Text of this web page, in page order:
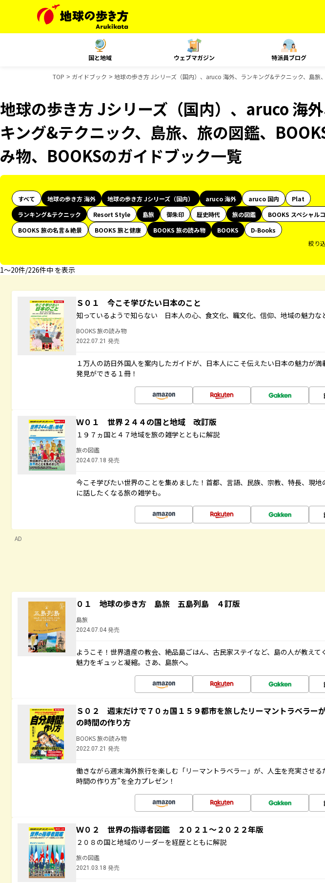
国と地域 ウェブマガジン 特派員ブログ
TOP ガイドブック 地球の歩き方 Jシリーズ（国内）、aruco 海外、ランキング&テクニック、島旅
地球の歩き方 Jシリーズ（国内）、aruco 海
キング&テクニック、島旅、旅の図鑑、
み物、BOOKSのガイドブック一覧
すべて 地球の歩き方 海外 地球の歩き方 Jシリーズ（国内） aruco 海外 aruco 国内
Plat
ランキング&テクニック
Resort Style 島旅 御朱印 歴史時代 旅の図鑑
BOOKS スペシャル
BOOKS 旅の名言＆絶景
BOOKS 旅と健康 BOOKS 旅の読み物 BOOKS
D-Books
絞り
1〜20件/226件中 を表示
Ｓ０１ 今こそ学びたい日本のこと
知っているようで知らない 日本人の心、食文化、職文化、信仰、地域の魅力な
BOOKS 旅の読み物
2022.07.21 発売
１万人の訪日外国人を案内したガイドが、日本人にこそ伝えたい日本の魅力が満
発見ができる１冊！
Ｗ０１ 世界２４４の国と地域 改訂版
１９７ヵ国と４７地域を旅の雑学とともに解説
旅の図鑑
2024.07.18 発売
今こそ学びたい世界のことを集めました！首都、言語、民族、宗教、特長、現地
に話したくなる旅の雑学も。
AD
０１ 地球の歩き方 島旅 五島列島 ４訂版
島旅
2024.07.04 発売
ようこそ！世界遺産の教会、絶品島ごはん、古民家ステイなど、島の人が教えて
魅力をギュッと凝縮。さあ、島旅へ。
Ｓ０２ 週末だけで７０ヵ国１５９都市を旅したリーマントラベラー
の時間の作り方
BOOKS 旅の読み物
2022.07.21 発売
働きながら週末海外旅行を楽しむ「リーマントラベラー」が、人生を充実させる
時間の作り方”を全力プレゼン！
Ｗ０２ 世界の指導者図鑑 ２０２１～２０２２年版
２０８の国と地域のリーダーを経歴とともに解説
旅の図鑑
2021.03.18 発売